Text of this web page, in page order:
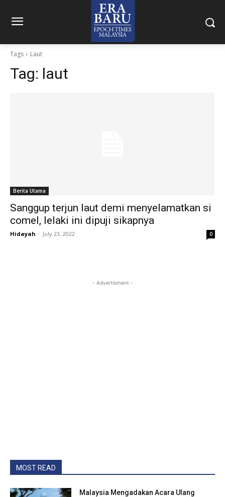
Tags Laut
Tag: laut
Berita Utama
Sanggup terjun laut demi menyelamatkan si
comel, lelaki ini dipuji sikapnya
Hidayah - July 23, 2022 0
- Advertisment -
MOST READ
Malaysia Mengadakan Acara Ulang